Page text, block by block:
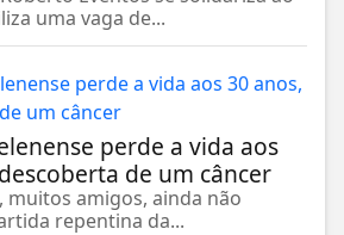
uma vaga de...
perde a vida aos
de um câncer
muitos amigos, ainda não
repentina da...